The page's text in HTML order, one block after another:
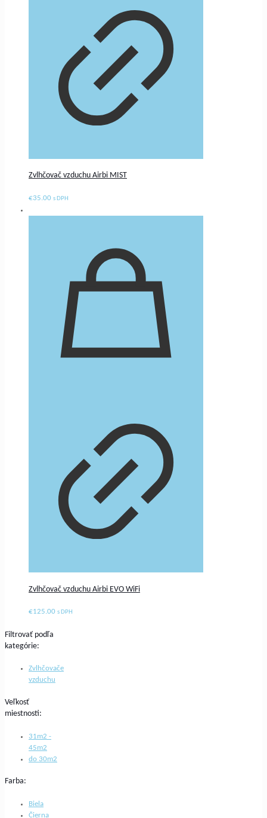
Zvlhčovač vzduchu Airbi MIST
€35.00 s DPH
Zvlhčovač vzduchu Airbi EVO WiFi
€125.00 s DPH
Filtrovať podľa
kategórie:
Zvlhčovače
vzduchu
Veľkosť
miestnosti:
31m2 -
45m2
do 30m2
Farba:
Biela
Čierna